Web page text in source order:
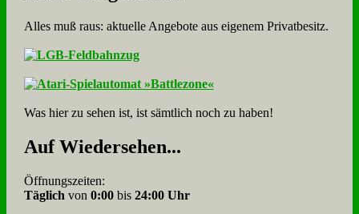
Alles muß raus: aktuelle An­ge­bo­te aus eigenem Privatbesitz.
Was hier zu sehen ist, ist sämt­lich noch zu haben!
Auf Wie­der­se­hen...
Öffnungszeiten:
Täglich von 0:00bis 24:00 Uhr